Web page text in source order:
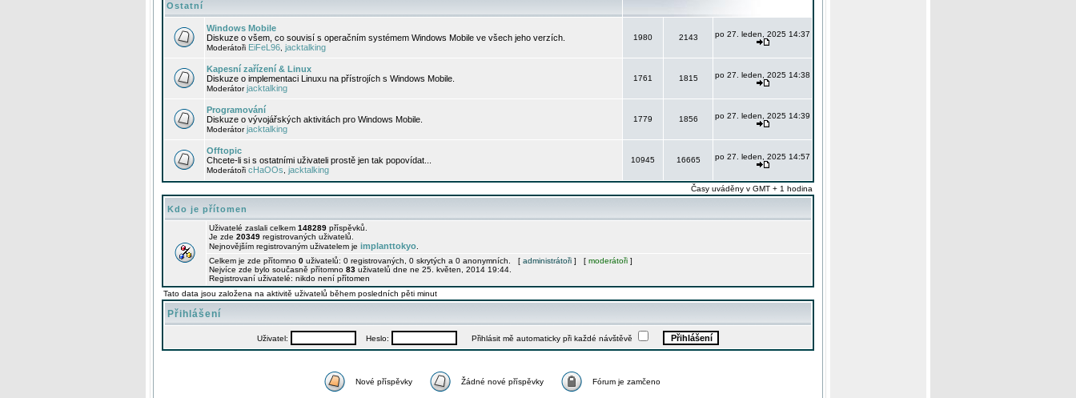
Ostatní
Windows Mobile
Diskuze o všem, co souvisí s operačním systémem Windows Mobile ve všech jeho verzích.
Moderátoři EiFeL96 jacktalking
1980 2143 po 27. leden, 2025 14:37
Kapesní zařízení & Linux
Diskuze o implementaci Linuxu na přístrojích s Windows Mobile.
Moderátorjacktalking
1761 1815 po 27. leden, 2025 14:38
Programování
Diskuze o vývojářských aktivitách pro Windows Mobile.
Moderátorjacktalking
1779 1856 po 27. leden, 2025 14:39
Offtopic
Chcete-li si s ostatními uživateli prostě jen tak popovídat...
Moderátoři cHaOOs jacktalking
10945 16665 po 27. leden, 2025 14:57
Časy uváděny v GMT + 1 hodina
Kdo je přítomen
Uživatelé zaslali celkem 148289 příspěvků.
Je zde 20349 registrovaných uživatelů.
Nejnovějším registrovaným uživatelem je implanttokyo
Celkem je zde přítomno 0 uživatelů: 0 registrovaných, 0 skrytých a 0 anonymních. [ administrátoři ] [ moderátoři ]
Nejvíce zde bylo současně přítomno 83 uživatelů dne ne 25. květen, 2014 19:44.
Registrovaní uživatelé: nikdo není přítomen
Tato data jsou založena na aktivitě uživatelů během posledních pěti minut
Přihlášení
Uživatel: Heslo: Přihlásit mě automaticky při každé návštěvě
Nové příspěvky Žádné nové příspěvky Fórum je zamčeno